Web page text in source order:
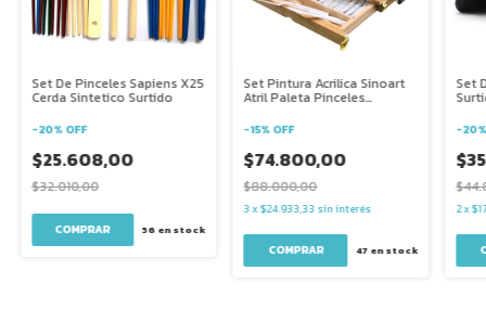
Set De Pinceles Sapiens X25
Cerda Sintetico Surtido
-20% OFF
$25.608,00
$32.010,00
56 en stock
Set Pintura Acrilica Sinoart
Atril Paleta Pinceles
-15% OFF
$74.800,00
$88.000,00
3x$24.933,33 sin interés
47 en stock
Set
-20
2x